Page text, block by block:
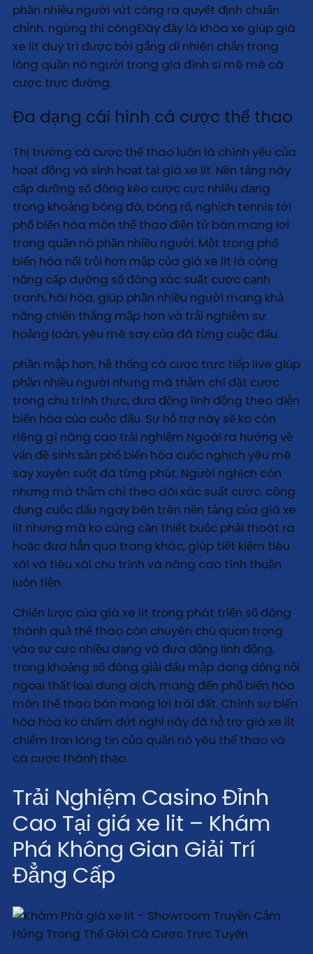
phần nhiều người vứt công ra quyết định chuẩn
chỉnh. ngừng thi côngĐây đấy là khóa xe giúp giá
xe lit duy trì được bởi gắng dĩ nhiên chắn trong
lòng quần nó người trong gia đình si mê mê cá
cược trực đường.
Đa dạng cái hình cá cược thể thao
Thị trường cá cược thể thao luôn là chính yếu của
hoạt động và sinh hoạt tại giá xe lit. Nền tảng này
cấp dưỡng số đông kèo cược cực nhiều dạng
trong khoảng bóng đá, bóng rổ, nghịch tennis tới
phổ biến hóa môn thể thao điện tử bán mang lợi
trong quần nó phần nhiều người. Một trong phổ
biến hóa nổi trội hơn mập của giá xe lit là công
năng cấp dưỡng số đông xác suất cược cạnh
tranh, hài hòa, giúp phần nhiều người mang khả
năng chiến thắng mập hơn và trải nghiệm sự
hoảng loàn, yêu mê say của đã từng cuộc đấu.
phần mập hơn, hệ thống cá cược trực tiếp live giúp
phần nhiều người nhưng mà thậm chí đặt cược
trong chu trình thực, đưa động linh động theo diễn
biến hóa của cuộc đấu. Sự hỗ trợ này sẽ ko còn
riêng gì nâng cao trải nghiệm Ngoài ra hướng về
vấn đề sinh sản phổ biến hóa cuộc nghịch yêu mê
say xuyên suốt đã từng phút. Người nghịch còn
nhưng mà thậm chí theo dõi xác suất cược, công
dụng cuộc đấu ngay bên trên nền tảng của giá xe
lit nhưng mà ko cũng cần thiết buộc phải thoát ra
hoặc đưa hẳn qua trang khác, giúp tiết kiệm tiêu
xài và tiêu xài chu trình và nâng cao tính thuận
luôn tiện.
Chiến lược của giá xe lit trong phát triển số đông
thành quả thể thao còn chuyên chú quan trọng
vào sự cực nhiều dạng và đưa động linh động,
trong khoảng số đông giải đấu mập dong dỏng nội
ngoại thất loại dung dịch, mang đến phổ biến hóa
môn thể thao bán mang lợi trái đất. Chính sự biến
hóa hóa ko chấm dứt nghỉ này đã hỗ trợ giá xe lit
chiếm trọn lòng tin của quần nó yêu thể thao và
cá cược thành thạo.
Trải Nghiệm Casino Đỉnh
Cao Tại giá xe lit – Khám
Phá Không Gian Giải Trí
Đẳng Cấp